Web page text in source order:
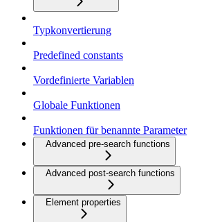
Typkonvertierung
Predefined constants
Vordefinierte Variablen
Globale Funktionen
Funktionen für benannte Parameter
Advanced pre-search functions
Advanced post-search functions
Element properties